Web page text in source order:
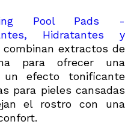
Pool Pads -
Hidratantes y
combinan extractos de
para ofrecer una
efecto tonificante
para pieles cansadas
el rostro con una